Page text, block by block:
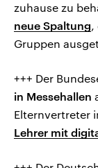
zuhause zu
neue Spaltung,
Gruppen
+++ Der
in Messehallen
Elternvertreter
Lehrer mit